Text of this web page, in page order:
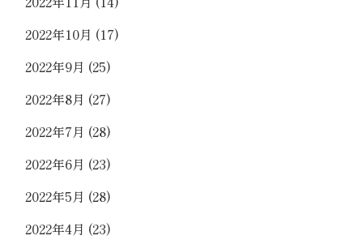
2022年10月 (17)
2022年9月 (25)
2022年8月 (27)
2022年7月 (28)
2022年6月 (23)
2022年5月 (28)
2022年4月 (23)